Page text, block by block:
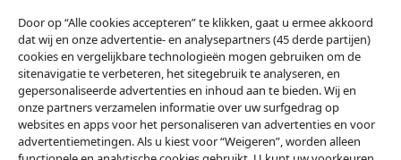
Klantenservice
Zakelijk
vidaXL
Door op “Alle cookies accepteren” te klikken, gaat u ermee akkoord
dat wij en onze advertentie- en analysepartners (45 derde partijen)
cookies en vergelijkbare technologieën mogen gebruiken om de
sitenavigatie te verbeteren, het sitegebruik te analyseren, en
gepersonaliseerde advertenties en inhoud aan te bieden. Wij en
onze partners verzamelen informatie over uw surfgedrag op
websites en apps voor het personaliseren van advertenties en voor
advertentiemetingen. Als u kiest voor “Weigeren”, worden alleen